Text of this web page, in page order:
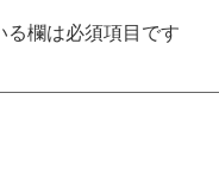
る欄は必須項目です